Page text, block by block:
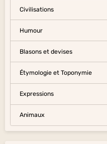
Civilisations
Humour
Blasons et devises
Étymologie et Toponymie
Expressions
Animaux